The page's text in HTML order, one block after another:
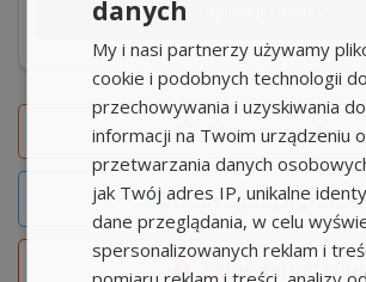
Obserwujofertę
Udostępnij
Zgłoś naruszenie
danych
My i nasi partnerzy używamy
cookie i podobnych technologii do
przechowywania i uzyskiwania
informacji na Twoim urządzeniu
przetwarzania danych
jak Twój adres IP, unikalne
dane przeglądania, w celu
spersonalizowanych reklam i